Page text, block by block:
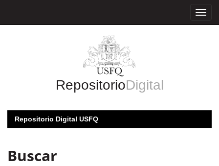
RepositorioDigital
Repositorio Digital USFQ
Buscar